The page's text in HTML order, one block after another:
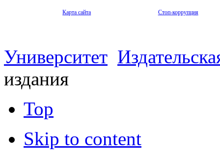
Карта сайта Стоп-коррупция
Университет
издания
Top
Skip to content